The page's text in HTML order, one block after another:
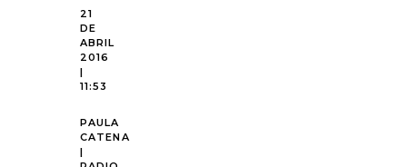
21
DE
ABRIL
2016
|
11:53
PAULA
CATENA
|